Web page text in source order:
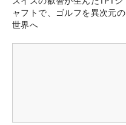
ャフトで、ゴルフを異次元の
世界へ